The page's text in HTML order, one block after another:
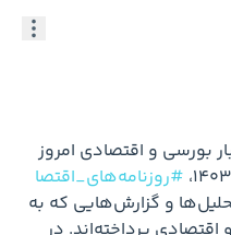
#روزنامه‌های_اقتصا